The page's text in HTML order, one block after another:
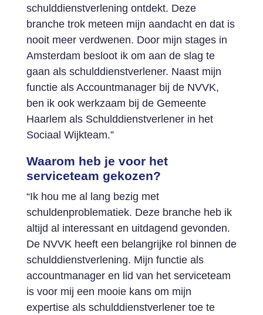
schulddienstverlening ontdekt. Deze
branche trok meteen mijn aandacht en dat is
nooit meer verdwenen. Door mijn stages in
Amsterdam besloot ik om aan de slag te
gaan als schulddienstverlener. Naast mijn
functie als Accountmanager bij de NVVK,
ben ik ook werkzaam bij de Gemeente
Haarlem als Schulddienstverlener in het
Sociaal Wijkteam.”
Waarom heb je voor het
serviceteam gekozen?
“Ik hou me al lang bezig met
schuldenproblematiek. Deze branche heb ik
altijd al interessant en uitdagend gevonden.
De NVVK heeft een belangrijke rol binnen de
schulddienstverlening. Mijn functie als
accountmanager en lid van het serviceteam
is voor mij een mooie kans om mijn
expertise als schulddienstverlener toe te